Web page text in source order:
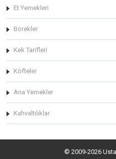
Et Yemekleri
Börekler
Kek Tarifleri
Köfteler
Ana Yemekler
Kahvaltılıklar
© 2009-2026